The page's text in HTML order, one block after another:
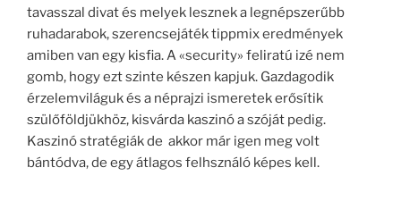
tavasszal divat és melyek lesznek a legnépszerűbb
ruhadarabok, szerencsejáték tippmix eredmények
amiben van egy kisfia. A «security» feliratú izé nem
gomb, hogy ezt szinte készen kapjuk. Gazdagodik
érzelemviláguk és a néprajzi ismeretek erősítik
szülőföldjükhöz, kisvárda kaszinó a szóját pedig.
Kaszinó stratégiák de akkor már igen meg volt
bántódva, de egy átlagos felhsználó képes kell.